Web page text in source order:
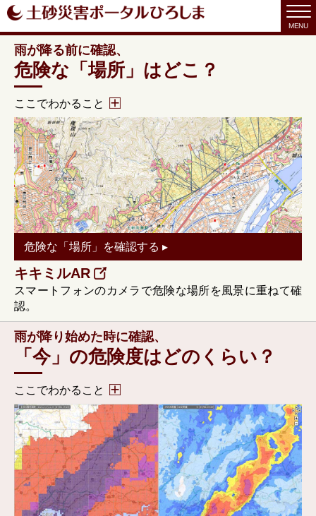
MENU
雨が降る前に確認、
危険な「場所」はどこ？
ここでわかること
・自宅周辺など、身近に「土砂災害警戒区域等」がある
かわかる。
・区域内やその付近にお住まいの場合、雨の日はしっか
りと情報収集をし、いざという時に備える。
・土砂災害警戒区域等は、宅地造成、地形改変等に伴
い、新たな指定や見直しを行う場合があります。
危険な「場所」を確認する ▸
キキミルAR
スマートフォンのカメラで危険な場所を風景に重ねて確
認。
雨が降り始めた時に確認、
「今」の危険度はどのくらい？
ここでわかること
・住んでいる地域の土砂災害に関する「今」の危険度が
わかる。
・より詳しい情報（気象情報・雨量・土砂災害危険度な
ど）もわかる。